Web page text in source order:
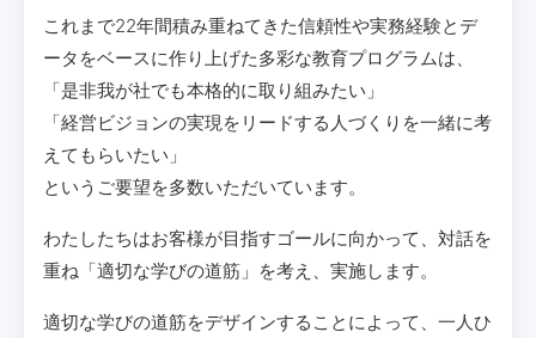
これまで22年間積み重ねてきた信頼性や実務経験とデ
ータをベースに作り上げた多彩な教育プログラムは、
「是非我が社でも本格的に取り組みたい」
「経営ビジョンの実現をリードする人づくりを一緒に考
えてもらいたい」
というご要望を多数いただいています。
わたしたちはお客様が目指すゴールに向かって、対話を
重ね「適切な学びの道筋」を考え、実施します。
適切な学びの道筋をデザインすることによって、一人ひ